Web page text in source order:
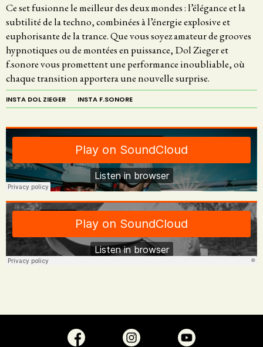
Ce set fusionne le meilleur des deux mondes : l’élégance et la
subtilité de la techno, combinées à l’énergie explosive et
euphorisante de la trance. Que vous soyez amateur de grooves
hypnotiques ou de montées en puissance, Dol Zieger et
f.sonore vous promettent une performance inoubliable, où
chaque transition apportera une nouvelle surprise.
INSTA DOL ZIEGER INSTA F.SONORE